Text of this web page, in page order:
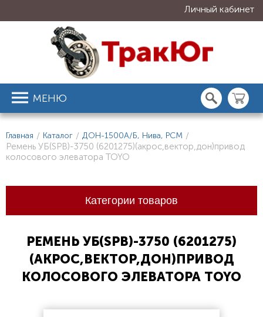
Личный кабинет
МЕНЮ
Главная / Каталог / ДОН-1500А/Б, Нива, РСМ /
Ремень УБ(SPB)-3750 (6201275)(акрос,вектор,дон)привод
колосового элеватора TOYO
Категории товаров
РЕМЕНЬ УБ(SPB)-3750 (6201275)
(АКРОС,ВЕКТОР,ДОН)ПРИВОД
КОЛОСОВОГО ЭЛЕВАТОРА TOYO